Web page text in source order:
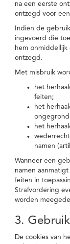
na een eerste
ontzegd voor
Indien de
ingevoerd die
hem
ontzegd.
Met misbruik
het
feiten;
het
het
namen
Wanneer een
namen
feiten in
Strafvordering
worden
3.
De cookies van